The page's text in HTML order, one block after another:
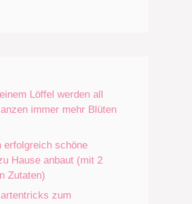
Löffel werden all
immer mehr Blüten
erfolgreich schöne
Hause anbaut (mit 2
Zutaten)
zum